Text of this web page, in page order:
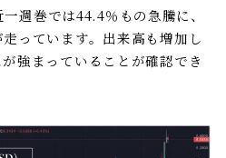
週巻では44.4％もの急騰に、
っています。出来高も増加し
強まっていることが確認でき